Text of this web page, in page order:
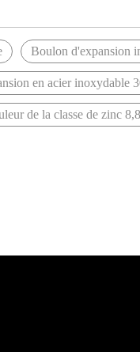
Boulon d'expansion
en acier inoxydable
de la classe de zinc